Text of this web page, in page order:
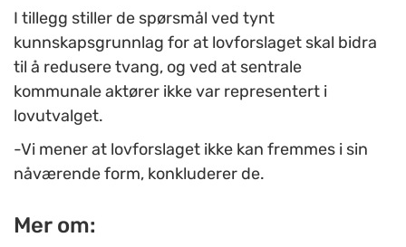
I tillegg stiller de spørsmål ved tynt
kunnskapsgrunnlag for at lovforslaget skal bidra
til å redusere tvang, og ved at sentrale
kommunale aktører ikke var representert i
lovutvalget.
-Vi mener at lovforslaget ikke kan fremmes i sin
nåværende form, konkluderer de.
Mer om: